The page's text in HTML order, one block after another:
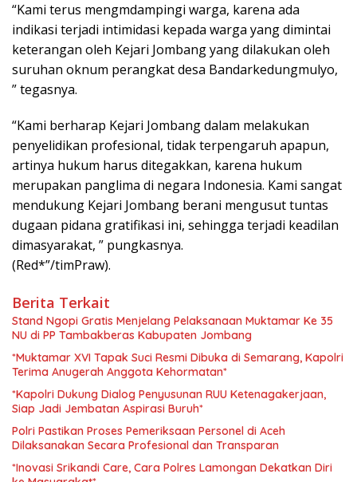
“Kami terus mengmdampingi warga, karena ada
indikasi terjadi intimidasi kepada warga yang dimintai
keterangan oleh Kejari Jombang yang dilakukan oleh
suruhan oknum perangkat desa Bandarkedungmulyo,
” tegasnya.
“Kami berharap Kejari Jombang dalam melakukan
penyelidikan profesional, tidak terpengaruh apapun,
artinya hukum harus ditegakkan, karena hukum
merupakan panglima di negara Indonesia. Kami sangat
mendukung Kejari Jombang berani mengusut tuntas
dugaan pidana gratifikasi ini, sehingga terjadi keadilan
dimasyarakat, ” pungkasnya.
(Red*”/timPraw).
Berita Terkait
Stand Ngopi Gratis Menjelang Pelaksanaan Muktamar Ke 35
NU di PP Tambakberas Kabupaten Jombang
*Muktamar XVI Tapak Suci Resmi Dibuka di Semarang, Kapolri
Terima Anugerah Anggota Kehormatan*
*Kapolri Dukung Dialog Penyusunan RUU Ketenagakerjaan,
Siap Jadi Jembatan Aspirasi Buruh*
Polri Pastikan Proses Pemeriksaan Personel di Aceh
Dilaksanakan Secara Profesional dan Transparan
*Inovasi Srikandi Care, Cara Polres Lamongan Dekatkan Diri